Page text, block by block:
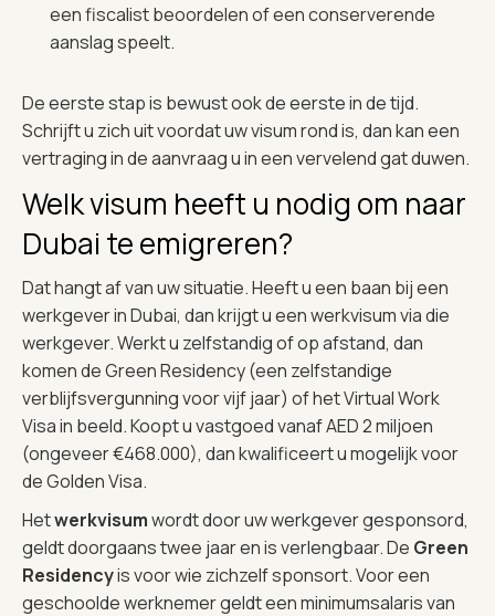
een fiscalist beoordelen of een conserverende
aanslag speelt.
De eerste stap is bewust ook de eerste in de tijd.
Schrijft u zich uit voordat uw visum rond is, dan kan een
vertraging in de aanvraag u in een vervelend gat duwen.
Welk visum heeft u nodig om naar
Dubai te emigreren?
Dat hangt af van uw situatie. Heeft u een baan bij een
werkgever in Dubai, dan krijgt u een werkvisum via die
werkgever. Werkt u zelfstandig of op afstand, dan
komen de Green Residency (een zelfstandige
verblijfsvergunning voor vijf jaar) of het Virtual Work
Visa in beeld. Koopt u vastgoed vanaf AED 2 miljoen
(ongeveer €468.000), dan kwalificeert u mogelijk voor
de Golden Visa.
Hetwerkvisumwordt door uw werkgever gesponsord,
geldt doorgaans twee jaar en is verlengbaar. De Green
Residencyis voor wie zichzelf sponsort. Voor een
geschoolde werknemer geldt een minimumsalaris van